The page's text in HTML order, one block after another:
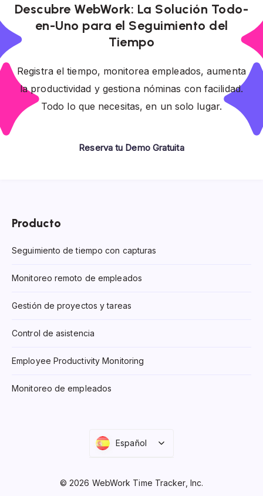
Descubre WebWork: La Solución Todo-
en-Uno para el Seguimiento del
Tiempo
Registra el tiempo, monitorea empleados, aumenta
la productividad y gestiona nóminas con facilidad.
Todo lo que necesitas, en un solo lugar.
Reserva tu Demo Gratuita
Producto
Seguimiento de tiempo con capturas
Monitoreo remoto de empleados
Gestión de proyectos y tareas
Control de asistencia
Employee Productivity Monitoring
Monitoreo de empleados
Español
© 2026 WebWork Time Tracker, Inc.